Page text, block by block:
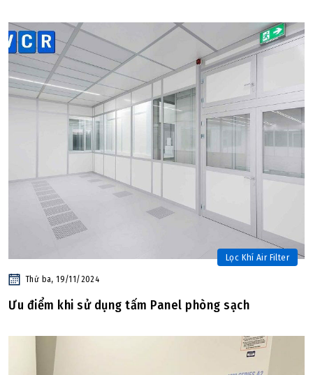
Lọc Khí Air Filter
Thứ ba, 19/11/2024
Ưu điểm khi sử dụng tấm Panel phòng sạch